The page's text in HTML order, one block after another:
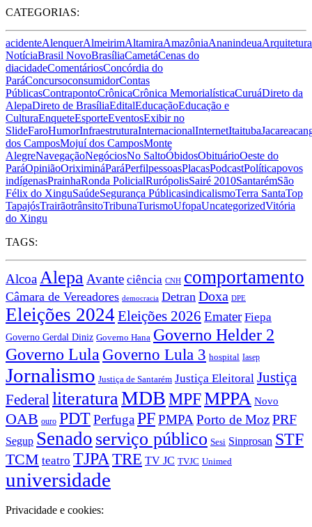
CATEGORIAS:
acidenteAlenquerAlmeirimAltamiraAmazôniaAnanindeuaArquitetura
NotíciaBrasil NovoBrasíliaCametáCenas do
diacidadeComentáriosConcórdia do
ParáConcursoconsumidorContas
PúblicasContrapontoCrônicaCrônica MemorialísticaCuruáDireto da
AlepaDireto de BrasíliaEditalEducaçãoEducação e
CulturaEnqueteEsporteEventosExibir no
SlideFaroHumorInfraestruturaInternacionalInternetItaituba
dos CamposMojuí dos CamposMonte
AlegreNavegaçãoNegóciosNo SaltoÓbidosObituárioOeste do
ParáOpiniãoOriximináParáPerfilpessoasPlacasPodcastPolíticapovos
indígenasPrainhaRonda PolicialRurópolisSairé 2010SantarémSão
Félix do XinguSaúdeSegurança PúblicasindicalismoTerra SantaTop
TapajósTrairãotrânsitoTribunaTurismoUfopaUncategorizedVitória
do Xingu
TAGS:
Alcoa Alepa Avante ciência CNH comportamento
Câmara de Vereadores democracia Detran Doxa DPE
Eleições 2024 Eleições 2026 Emater Fiepa
Governo Gerdal Diniz Governo Hana Governo Helder 2
Governo Lula Governo Lula 3 hospital Iasep
Jornalismo Justiça de Santarém Justiça Eleitoral Justiça
Federal literatura MDBMPFMPPA Novo
OAB ouro PDTPerfugaPFPMPA Porto de MozPRF
Segup Senado serviço público Sesi Sinprosan STF
TCM teatro TJPA TRE TV JC TVJC Unimed
universidade
Privacidade e cookies: